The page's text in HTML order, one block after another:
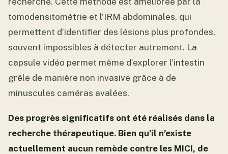
tomodensitométrie et l’IRM abdominales, qui
permettent d’identifier des lésions plus profondes,
souvent impossibles à détecter autrement. La
capsule vidéo permet même d’explorer l’intestin
grêle de manière non invasive grâce à de
minuscules caméras avalées.
Des progrès significatifs ont été réalisés dans la
recherche thérapeutique. Bien qu’il n’existe
actuellement aucun remède contre les MICI, de